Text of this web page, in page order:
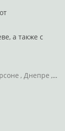
а также с
Днепре